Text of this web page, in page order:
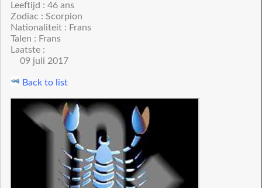
Leeftijd : 46 ans
Zodiac : Scorpion
Nationaliteit : Frans
Talen : Frans
Laatste :
09 juli 2017
Back to list